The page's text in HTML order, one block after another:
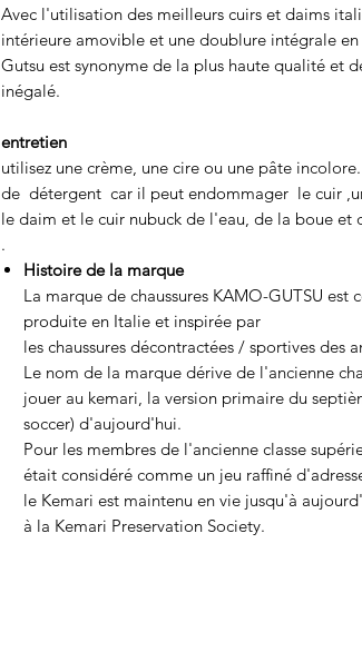
Avec l'utilisation des meilleurs cuirs et daims
intérieure amovible et une doublure intégrale
Gutsu est synonyme de la plus haute qualité et
inégalé.
entretien
utilisez une crème, une cire ou une pâte
de détergent car il peut endommager le cuir
le daim et le cuir nubuck de l'eau, de la boue et
.
Histoire de la marque
La marque de chaussures KAMO-GUTSU est
produite en Italie et inspirée par
les chaussures décontractées / sportives des
Le nom de la marque dérive de l'ancienne
jouer au kemari, la version primaire du
soccer) d'aujourd'hui.
Pour les membres de l'ancienne classe
était considéré comme un jeu raffiné
le Kemari est maintenu en vie jusqu'à
à la Kemari Preservation Society.